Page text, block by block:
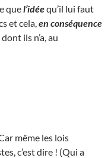
quel’idéequ’il lui faut
et cela, en conséquence
ils n’a, au
même les lois
c’est dire ! (Qui a